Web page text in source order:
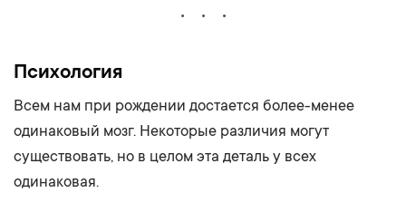
Психология
Всем нам при рождении достается более-менее
одинаковый мозг. Некоторые различия могут
существовать, но в целом эта деталь у всех
одинаковая.